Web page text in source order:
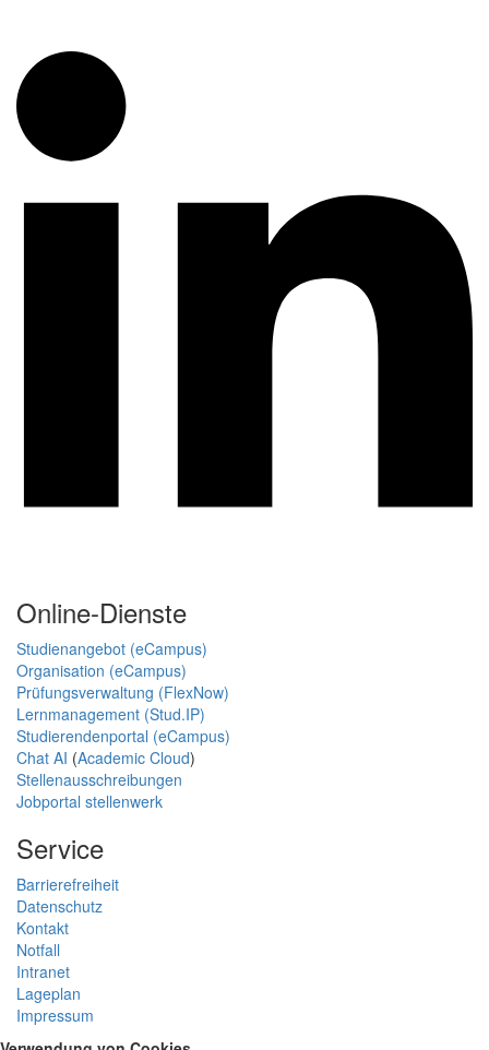
Online-Dienste
Studienangebot (eCampus)
Organisation (eCampus)
Prüfungsverwaltung (FlexNow)
Lernmanagement (Stud.IP)
Studierendenportal (eCampus)
Chat AI (Academic Cloud)
Stellenausschreibungen
Jobportal stellenwerk
Service
Barrierefreiheit
Datenschutz
Kontakt
Notfall
Intranet
Lageplan
Impressum